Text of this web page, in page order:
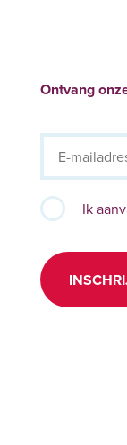
Ontvang
Ik